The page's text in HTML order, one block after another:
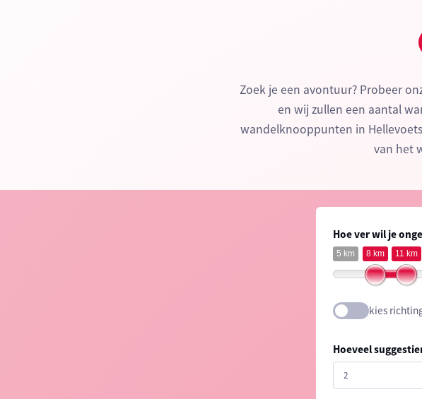
Zoek je een avontuur? Probeer
en wij zullen een aantal
wandelknooppunten in
van het
Hoe ver wil je
5 km 8 km 11 km
kies
Hoeveel